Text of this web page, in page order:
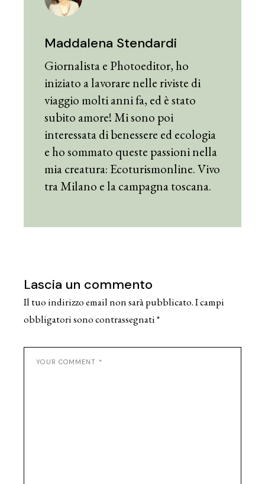
Maddalena Stendardi
Giornalista e Photoeditor, ho
iniziato a lavorare nelle riviste di
viaggio molti anni fa, ed è stato
subito amore! Mi sono poi
interessata di benessere ed ecologia
e ho sommato queste passioni nella
mia creatura: Ecoturismonline. Vivo
tra Milano e la campagna toscana.
Lascia un commento
Il tuo indirizzo email non sarà pubblicato.I campi
obbligatori sono contrassegnati*